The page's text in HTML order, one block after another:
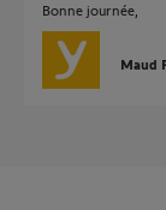
Bonne journée,
Maud